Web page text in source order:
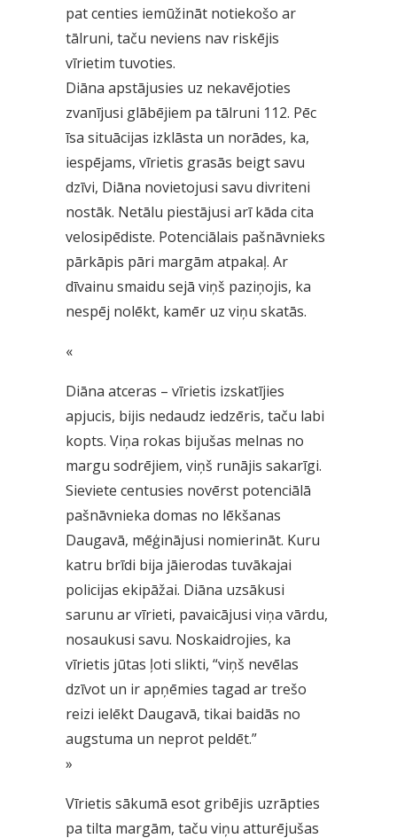
pat centies iemūžināt notiekošo ar
tālruni, taču neviens nav riskējis
vīrietim tuvoties.
Diāna apstājusies uz nekavējoties
zvanījusi glābējiem pa tālruni 112. Pēc
īsa situācijas izklāsta un norādes, ka,
iespējams, vīrietis grasās beigt savu
dzīvi, Diāna novietojusi savu divriteni
nostāk. Netālu piestājusi arī kāda cita
velosipēdiste. Potenciālais pašnāvnieks
pārkāpis pāri margām atpakaļ. Ar
dīvainu smaidu sejā viņš paziņojis, ka
nespēj nolēkt, kamēr uz viņu skatās.
«
Diāna atceras – vīrietis izskatījies
apjucis, bijis nedaudz iedzēris, taču labi
kopts. Viņa rokas bijušas melnas no
margu sodrējiem, viņš runājis sakarīgi.
Sieviete centusies novērst potenciālā
pašnāvnieka domas no lēkšanas
Daugavā, mēģinājusi nomierināt. Kuru
katru brīdi bija jāierodas tuvākajai
policijas ekipāžai. Diāna uzsākusi
sarunu ar vīrieti, pavaicājusi viņa vārdu,
nosaukusi savu. Noskaidrojies, ka
vīrietis jūtas ļoti slikti, “viņš nevēlas
dzīvot un ir apņēmies tagad ar trešo
reizi ielēkt Daugavā, tikai baidās no
augstuma un neprot peldēt.”
»
Vīrietis sākumā esot gribējis uzrāpties
pa tilta margām, taču viņu atturējušas